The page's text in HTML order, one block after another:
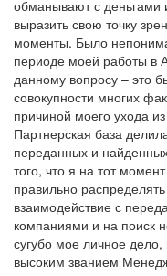
обманывают с деньгами
выразить свою точку
моменты. Было
периоде моей работы в
данному вопросу – это
совокупности многих
причиной моего ухода
Партнерская база
переданных и
того, что я на тот
правильно
взаимодействие с
компаниями и на поиск
сугубо мое личное дело,
высоким званием